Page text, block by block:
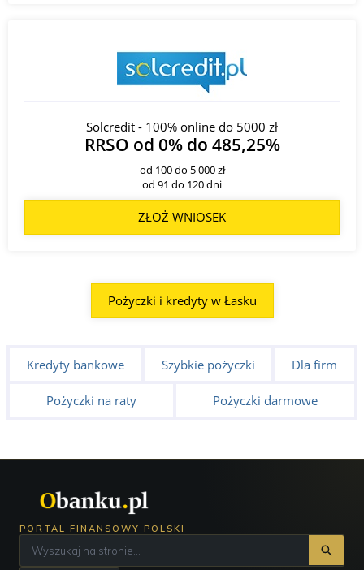
Solcredit - 100% online do 5000 zł
RRSO od 0% do 485,25%
od 100 do 5 000 zł
od 91 do 120 dni
ZŁOŻ WNIOSEK
Pożyczki i kredyty w Łasku
Kredyty bankowe Szybkie pożyczki Dla firm
Pożyczki na raty Pożyczki darmowe
PORTAL FINANSOWY POLSKI